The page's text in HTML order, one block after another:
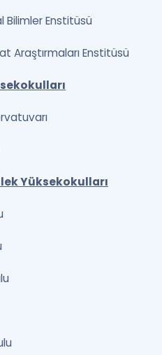
Bilimler Enstitüsü
Araştırmaları Enstitüsü
Yüksekokulları